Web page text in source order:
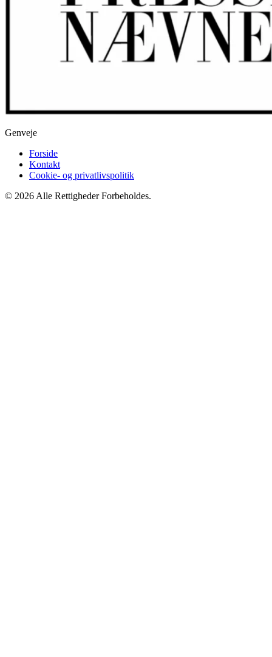
Genveje
Forside
Kontakt
Cookie- og privatlivspolitik
© 2026 Alle Rettigheder Forbeholdes.